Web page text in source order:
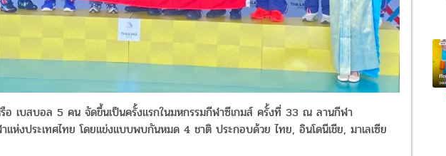
อ เบสบอล 5 คน จัดขึ้นเป็นครั้งแรกในมหกรรมกีฬาซีเกมส์ ครั้งที่ 33 ณ ลานกีฬา
แห่งประเทศไทย โดยแข่งแบบพบกันหมด 4 ชาติ ประกอบด้วย ไทย, อินโดนีเชีย, มาเลเซีย